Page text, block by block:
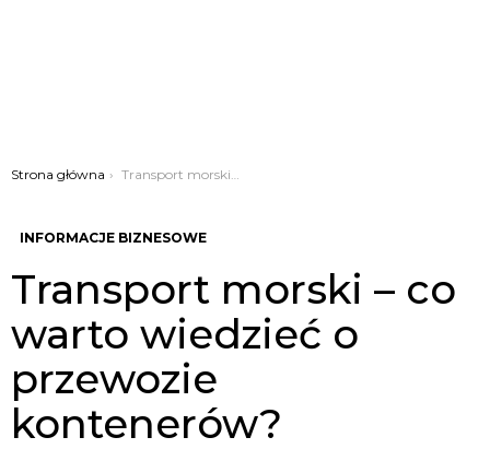
Jesteś tutaj:
Strona główna Transport morski – co warto wiedzieć o przewozie kontenerów?
INFORMACJE BIZNESOWE
Transport morski – co
warto wiedzieć o
przewozie
kontenerów?